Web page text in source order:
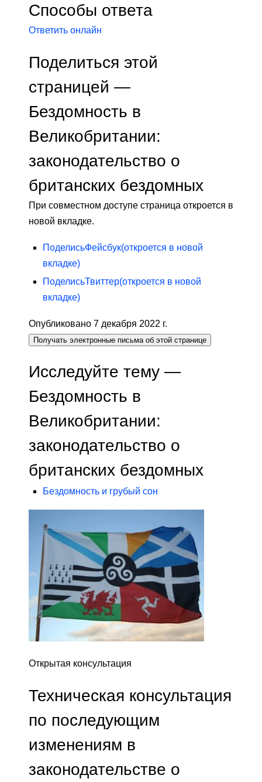
Способы ответа
Ответить онлайн
Поделиться этой
страницей —
Бездомность в
Великобритании:
законодательство о
британских бездомных
При совместном доступе страница откроется в
новой вкладке.
ПоделисьФейсбук(откроется в новой
вкладке)
ПоделисьТвиттер(откроется в новой
вкладке)
Опубликовано 7 декабря 2022 г.
Получать электронные письма об этой странице
Исследуйте тему —
Бездомность в
Великобритании:
законодательство о
британских бездомных
Бездомность и грубый сон
Открытая консультация
Техническая консультация
по последующим
изменениям в
законодательстве о